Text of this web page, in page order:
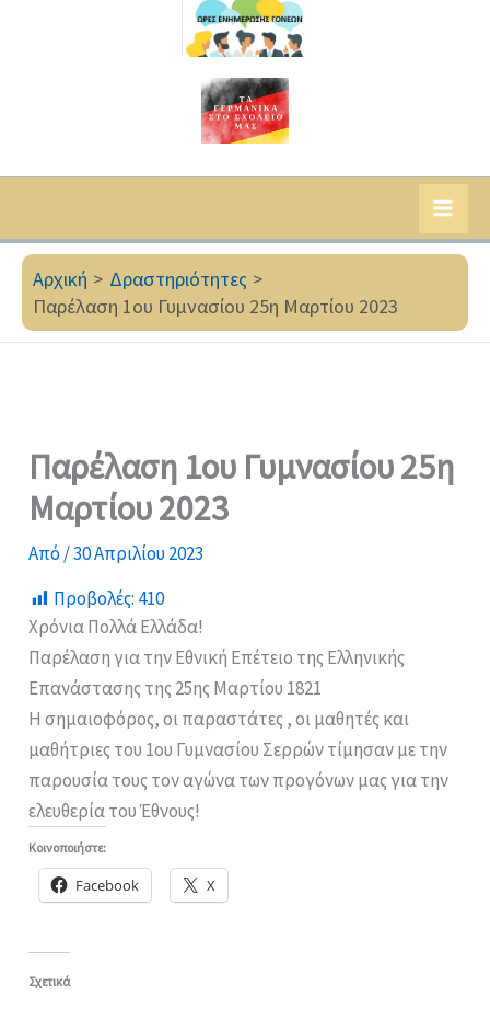
Αρχική
Δραστηριότητες
Παρέλαση 1ου Γυμνασίου 25η Μαρτίου 2023
Παρέλαση 1ου Γυμνασίου 25η
Μαρτίου 2023
Από/30 Απριλίου 2023
Προβολές: 410
Χρόνια Πολλά Ελλάδα!
Παρέλαση για την Εθνική Επέτειο της Ελληνικής
Επανάστασης της 25ης Μαρτίου 1821
Η σημαιοφόρος, οι παραστάτες , οι μαθητές και
μαθήτριες του 1ου Γυμνασίου Σερρών τίμησαν με την
παρουσία τους τον αγώνα των προγόνων μας για την
ελευθερία του Έθνους!
Κοινοποιήστε:
Facebook X
Σχετικά